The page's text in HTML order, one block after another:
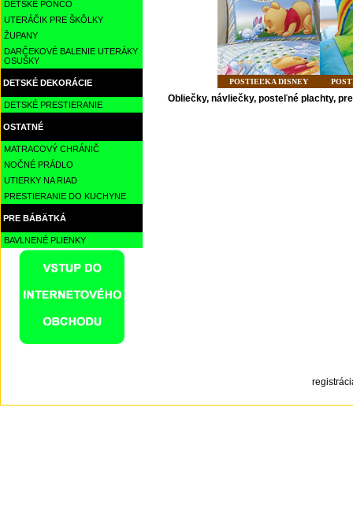
DETSKÉ PONČO
UTERÁČIK PRE ŠKÔLKY
ŽUPANY
DARČEKOVÉ BALENIE UTERÁKY
OSUŠKY
DETSKÉ DEKORÁCIE
DETSKÉ PRESTIERANIE
OSTATNÉ
MATRACOVÝ CHRÁNIČ
NOČNÉ PRÁDLO
UTIERKY NA RIAD
PRESTIERANIE DO KUCHYNE
PRE BÁBÄTKÁ
BAVLNENÉ PLIENKY
POSTIEĽKA DISNEY
Obliečky, návliečky, posteľné plachty,